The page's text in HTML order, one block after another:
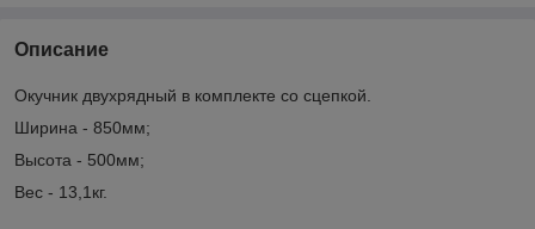
Описание
Окучник двухрядный в комплекте со сцепкой.
Ширина - 850мм;
Высота - 500мм;
Вес - 13,1кг.